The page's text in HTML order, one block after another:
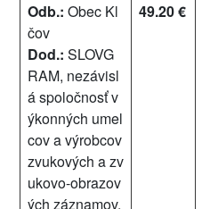
Odb.: Obec Kl
čov
Dod.: SLOVG
RAM, nezávisl
á spoločnosť v
ýkonných umel
cov a výrobcov
zvukových a zv
ukovo-obrazov
ých záznamov,
49.20 €